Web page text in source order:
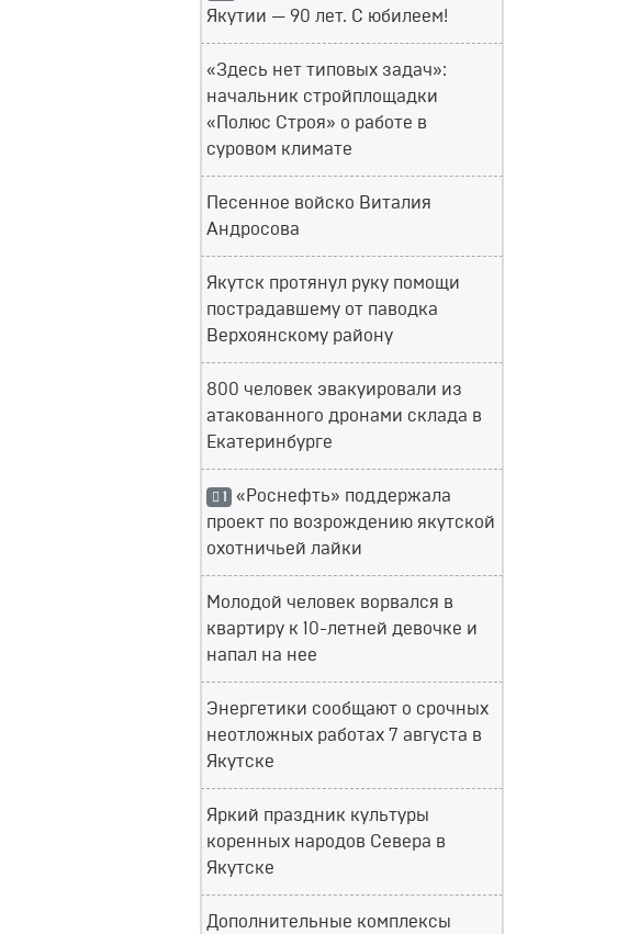
Якутии — 90 лет. С юбилеем!
«Здесь нет типовых задач»:
начальник стройплощадки
«Полюс Строя» о работе в
суровом климате
Песенное войско Виталия
Андросова
Якутск протянул руку помощи
пострадавшему от паводка
Верхоянскому району
800 человек эвакуировали из
атакованного дронами склада в
Екатеринбурге
1 «Роснефть» поддержала
проект по возрождению якутской
охотничьей лайки
Молодой человек ворвался в
квартиру к 10-летней девочке и
напал на нее
Энергетики сообщают о срочных
неотложных работах 7 августа в
Якутске
Яркий праздник культуры
коренных народов Севера в
Якутске
Дополнительные комплексы